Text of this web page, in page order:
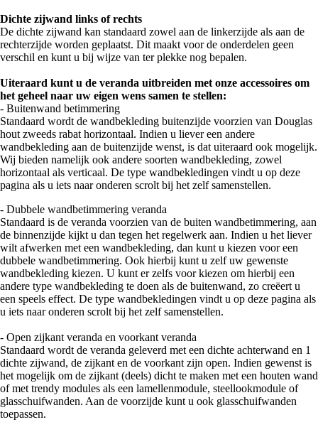
Dichte zijwand links of rechts
De dichte zijwand kan standaard zowel aan de linkerzijde als aan de
rechterzijde worden geplaatst. Dit maakt voor de onderdelen geen
verschil en kunt u bij wijze van ter plekke nog bepalen.
Uiteraard kunt u de veranda uitbreiden met onze accessoires om
het geheel naar uw eigen wens samen te stellen:
- Buitenwand betimmering
Standaard wordt de wandbekleding buitenzijde voorzien van Douglas
hout zweeds rabat horizontaal. Indien u liever een andere
wandbekleding aan de buitenzijde wenst, is dat uiteraard ook mogelijk.
Wij bieden namelijk ook andere soorten wandbekleding, zowel
horizontaal als verticaal. De type wandbekledingen vindt u op deze
pagina als u iets naar onderen scrolt bij het zelf samenstellen.
- Dubbele wandbetimmering veranda
Standaard is de veranda voorzien van de buiten wandbetimmering, aan
de binnenzijde kijkt u dan tegen het regelwerk aan. Indien u het liever
wilt afwerken met een wandbekleding, dan kunt u kiezen voor een
dubbele wandbetimmering. Ook hierbij kunt u zelf uw gewenste
wandbekleding kiezen. U kunt er zelfs voor kiezen om hierbij een
andere type wandbekleding te doen als de buitenwand, zo creëert u
een speels effect. De type wandbekledingen vindt u op deze pagina als
u iets naar onderen scrolt bij het zelf samenstellen.
- Open zijkant veranda en voorkant veranda
Standaard wordt de veranda geleverd met een dichte achterwand en 1
dichte zijwand, de zijkant en de voorkant zijn open. Indien gewenst is
het mogelijk om de zijkant (deels) dicht te maken met een houten wand
of met trendy modules als een lamellenmodule, steellookmodule of
glasschuifwanden. Aan de voorzijde kunt u ook glasschuifwanden
toepassen.